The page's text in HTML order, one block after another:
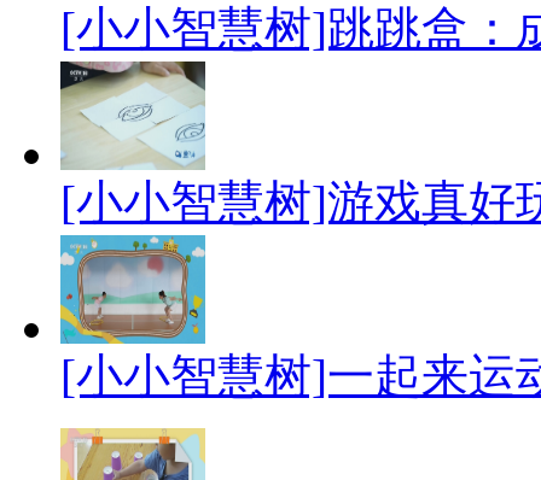
[小小智慧树]跳跳盒：
[小小智慧树]游戏真好
[小小智慧树]一起来运